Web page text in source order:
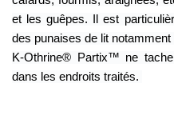
et les guêpes. Il est
des punaises de lit
K-Othrine® Partix™ ne
dans les endroits traités.